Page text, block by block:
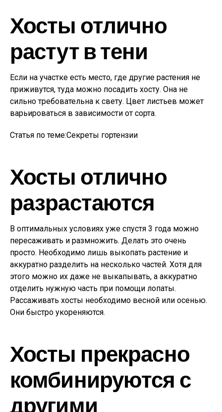
Хосты отлично
растут в тени
Если на участке есть место, где другие растения не
приживутся, туда можно посадить хосту. Она не
сильно требовательна к свету. Цвет листьев может
варьироваться в зависимости от сорта.
Статья по теме:Секреты гортензии
Хосты отлично
разрастаются
В оптимальных условиях уже спустя 3 года можно
пересаживать и размножить. Делать это очень
просто. Необходимо лишь выкопать растение и
аккуратно разделить на несколько частей. Хотя для
этого можно их даже не выкапывать, а аккуратно
отделить нужную часть при помощи лопаты.
Рассаживать хосты необходимо весной или осенью.
Они быстро укореняются.
Хосты прекрасно
комбинируются с
другими